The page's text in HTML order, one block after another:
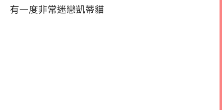
有一度非常迷戀凱蒂貓